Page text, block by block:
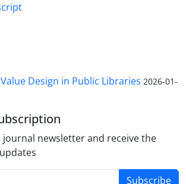
Design in Public Libraries 2026-01-
newsletter and receive the
Subscribe